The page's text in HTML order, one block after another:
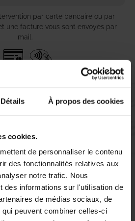
Détails À propos des cookies
cookies.
de personnaliser le contenu
des fonctionnalités relatives aux
notre trafic. Nous
des informations sur l'utilisation de
de médias sociaux, de
peuvent combiner celles-ci
par carte bancaire ou par
une facture vous sont envoyés par
mail.
d’évaluation de votre expérience
pensé à tout
la lutte contre les nuisibles,